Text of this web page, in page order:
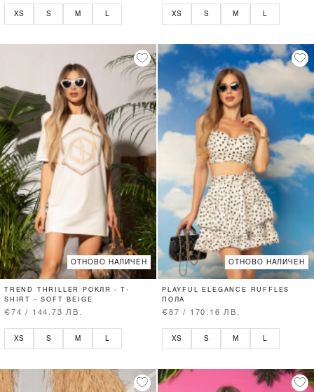
XS S M L XS S M L
ОТНОВО НАЛИЧЕН
TREND THRILLER РОКЛЯ - T-
SHIRT - SOFT BEIGE
€74 / 144.73 ЛВ.
XS S M
ОТНОВО НАЛИЧЕН
PLAYFUL ELEGANCE RUFFLES
ПОЛА
€87 / 170.16 ЛВ.
XS S M